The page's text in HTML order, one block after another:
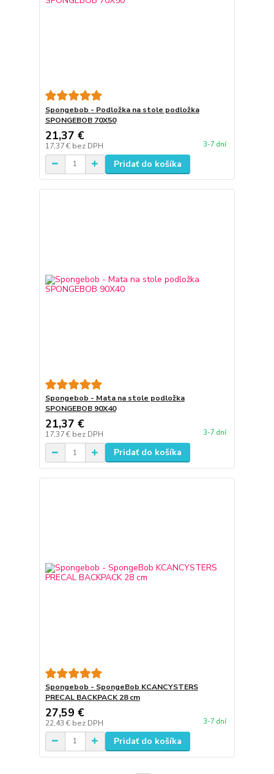
Spongebob - Podložka na stole podložka
SPONGEBOB 70X50
21,37 €
17,37 € bez DPH 3-7 dní
Pridať do košíka
Spongebob - Mata na stole podložka
SPONGEBOB 90X40
21,37 €
17,37 € bez DPH 3-7 dní
Pridať do košíka
Spongebob - SpongeBob KCANCYSTERS
PRECAL BACKPACK 28 cm
27,59 €
22,43 € bez DPH 3-7 dní
Pridať do košíka